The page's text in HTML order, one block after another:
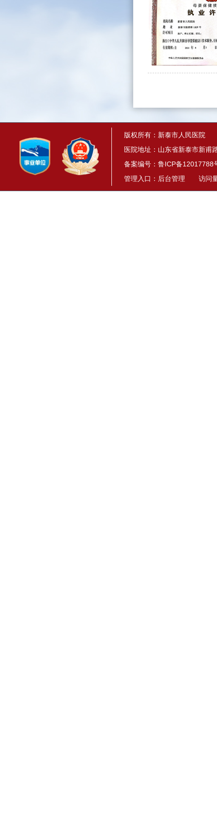
版权所有：新泰市人民医院
医院地址：山东省新泰市新甫
备案编号： 鲁ICP备12017788
管理入口： 后台管理 访问量